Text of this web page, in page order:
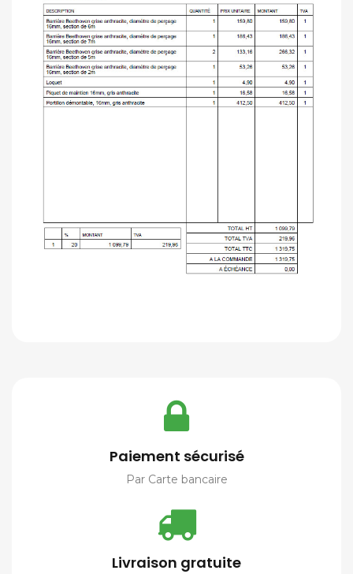
Paiement sécurisé
Par Carte bancaire
Livraison gratuite